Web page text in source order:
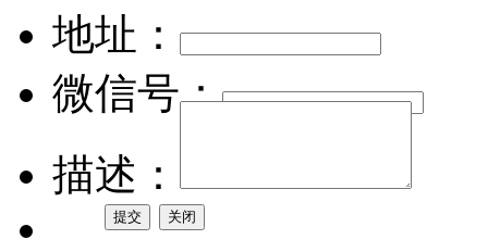
地址：
微信号：
描述：